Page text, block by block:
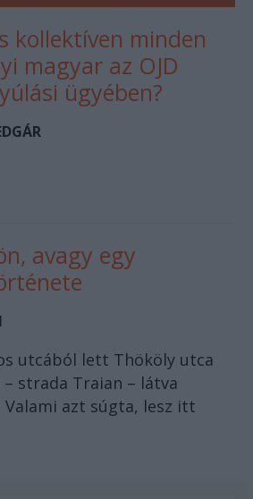
kollektíven minden
magyar az OJD
ügyében?
avagy egy
utcából lett Thököly utca
strada Traian – látva
azt súgta, lesz itt